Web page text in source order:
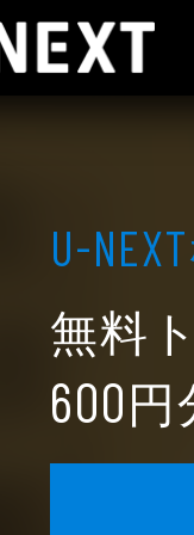
U-NEXT
無料
600円